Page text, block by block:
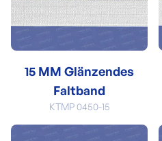
15 MM Glänzendes
Faltband
KTMP 0450-15